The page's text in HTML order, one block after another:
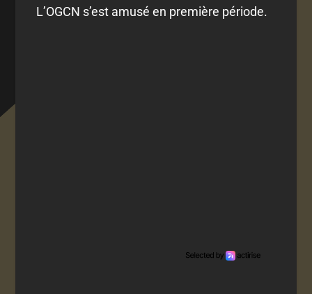
L’OGCN s’est amusé en première période.